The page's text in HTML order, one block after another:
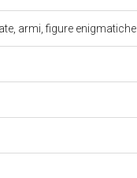
armi, figure enigmatiche